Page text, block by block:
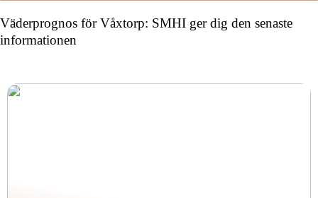
Väderprognos för Våxtorp: SMHI ger dig den senaste
informationen